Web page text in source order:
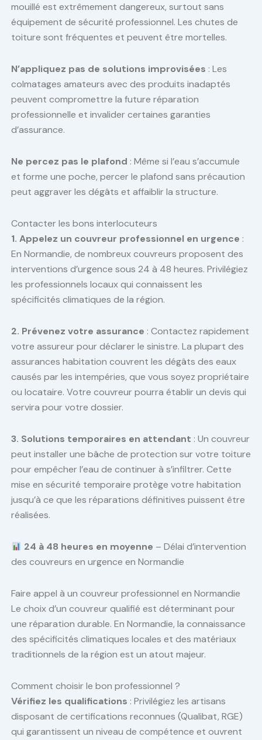
mouillé est extrêmement dangereux, surtout sans
équipement de sécurité professionnel. Les chutes de
toiture sont fréquentes et peuvent être mortelles.
N’appliquez pas de solutions improvisées : Les
colmatages amateurs avec des produits inadaptés
peuvent compromettre la future réparation
professionnelle et invalider certaines garanties
d’assurance.
Ne percez pas le plafond : Même si l’eau s’accumule
et forme une poche, percer le plafond sans précaution
peut aggraver les dégâts et affaiblir la structure.
Contacter les bons interlocuteurs
1. Appelez un couvreur professionnel en urgence :
En Normandie, de nombreux couvreurs proposent des
interventions d’urgence sous 24 à 48 heures. Privilégiez
les professionnels locaux qui connaissent les
spécificités climatiques de la région.
2. Prévenez votre assurance : Contactez rapidement
votre assureur pour déclarer le sinistre. La plupart des
assurances habitation couvrent les dégâts des eaux
causés par les intempéries, que vous soyez propriétaire
ou locataire. Votre couvreur pourra établir un devis qui
servira pour votre dossier.
3. Solutions temporaires en attendant : Un couvreur
peut installer une bâche de protection sur votre toiture
pour empêcher l’eau de continuer à s’infiltrer. Cette
mise en sécurité temporaire protège votre habitation
jusqu’à ce que les réparations définitives puissent être
réalisées.
24 à 48 heures en moyenne – Délai d’intervention
des couvreurs en urgence en Normandie
Faire appel à un couvreur professionnel en Normandie
Le choix d’un couvreur qualifié est déterminant pour
une réparation durable. En Normandie, la connaissance
des spécificités climatiques locales et des matériaux
traditionnels de la région est un atout majeur.
Comment choisir le bon professionnel ?
Vérifiez les qualifications : Privilégiez les artisans
disposant de certifications reconnues (Qualibat, RGE)
qui garantissent un niveau de compétence et ouvrent